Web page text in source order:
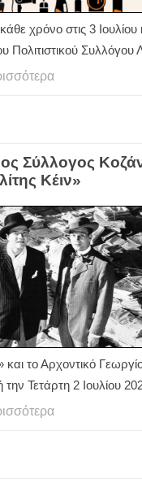
χρόνο στις 3 Ιουλίου
Πολιτιστικού Συλλόγου
Σύλλογος
Κέιν»
το Αρχοντικό
την Τετάρτη 2 Ιουλίου